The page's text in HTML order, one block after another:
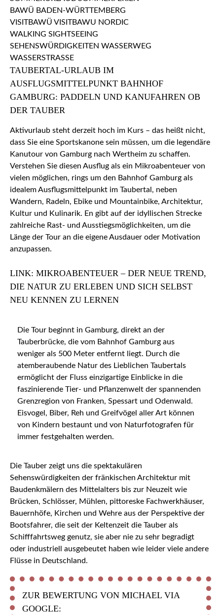
TAUBERTAL-URLAUB IM
AUSFLUGSMITTELPUNKT BAHNHOF
GAMBURG: PADDELN UND KANUFAHREN OB
DER TAUBER
Aktivurlaub steht derzeit hoch im Kurs – das heißt nicht,
dass Sie eine Sportskanone sein müssen, um die legendäre
Kanutour von Gamburg nach Wertheim zu schaffen.
Verstehen Sie diesen Ausflug als ein Mikroabenteuer von
vielen möglichen, rings um den Bahnhof Gamburg als
idealem Ausflugsmittelpunkt im Taubertal, neben
Wandern, Radeln, Ebike und Mountainbike, Architektur,
Kultur und Kulinarik. En gibt auf der idyllischen Strecke
zahlreiche Rast- und Ausstiegsmöglichkeiten, um die
Länge der Tour an die eigene Ausdauer oder Motivation
anzupassen.
LINK: MIKROABENTEUER – DER NEUE TREND,
DIE NATUR ZU ERLEBEN UND SICH SELBST
NEU KENNEN ZU LERNEN
Die Tour beginnt in Gamburg, direkt an der
Tauberbrücke, die vom Bahnhof Gamburg aus
weniger als 500 Meter entfernt liegt. Durch die
atemberaubende Natur des Lieblichen Taubertals
ermöglicht der Fluss einzigartige Einblicke in die
faszinierende Tier- und Pflanzenwelt der spannenden
Grenzregion von Franken, Spessart und Odenwald.
Eisvogel, Biber, Reh und Greifvögel aller Art können
von Kindern bestaunt und von Naturfotografen für
immer festgehalten werden.
Die Tauber zeigt uns die spektakulären
Sehenswürdigkeiten der fränkischen Architektur mit
Baudenkmälern des Mittelalters bis zur Neuzeit wie
Brücken, Schlösser, Mühlen, pittoreske Fachwerkhäuser,
Bauernhöfe, Kirchen und Wehre aus der Perspektive der
Bootsfahrer, die seit der Keltenzeit die Tauber als
Schifffahrtsweg genutz, sie aber nie zu sehr begradigt
oder industriell ausgebeutet haben wie leider viele andere
Flüsse in Deutschland.
ZUR BEWERTUNG VON MICHAEL VIA
GOOGLE: